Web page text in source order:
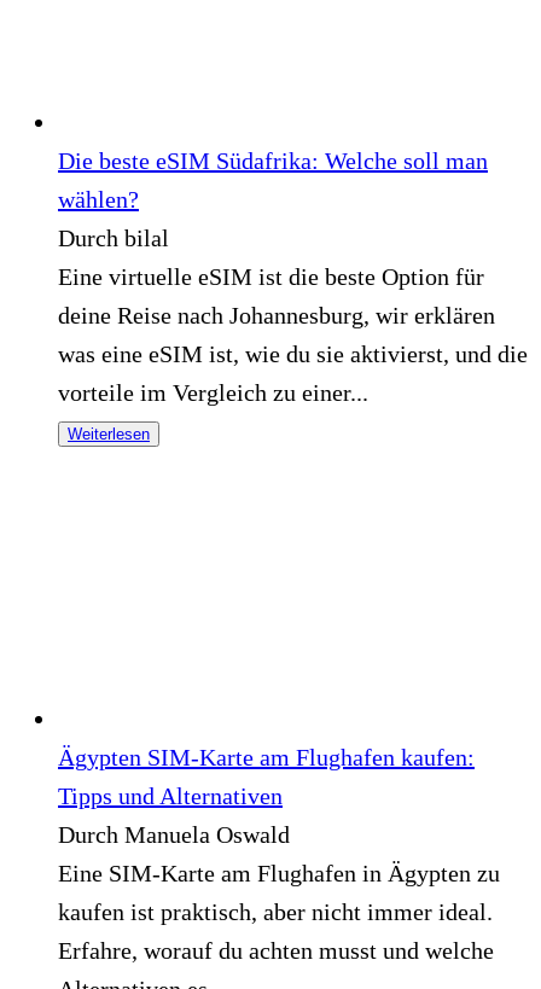
Die beste eSIM Südafrika: Welche soll man
wählen?
Durch bilal
Eine virtuelle eSIM ist die beste Option für
deine Reise nach Johannesburg, wir erklären
was eine eSIM ist, wie du sie aktivierst, und die
vorteile im Vergleich zu einer...
Weiterlesen
Ägypten SIM-Karte am Flughafen kaufen:
Tipps und Alternativen
Durch Manuela Oswald
Eine SIM-Karte am Flughafen in Ägypten zu
kaufen ist praktisch, aber nicht immer ideal.
Erfahre, worauf du achten musst und welche